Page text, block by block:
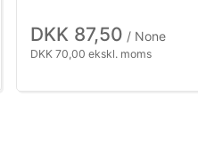
DKK 87,50 / None
DKK 70,00 ekskl. moms